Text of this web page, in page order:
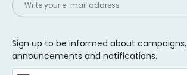
Sign up to be informed about campaigns,
announcements and notifications.